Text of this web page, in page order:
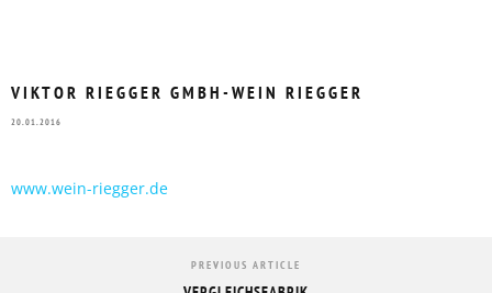
VIKTOR RIEGGER GMBH-WEIN RIEGGER
20.01.2016
www.wein-riegger.de
PREVIOUS ARTICLE